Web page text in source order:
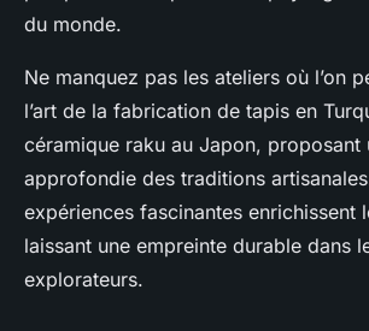
du monde.
Ne manquez pas les ateliers où l’on
l’art de la fabrication de tapis en
céramique raku au Japon, proposant
approfondie des traditions
expériences fascinantes enrichissent
laissant une empreinte durable dans
explorateurs.